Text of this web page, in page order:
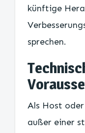
künftige
sprechen.
Als Host
außer einer